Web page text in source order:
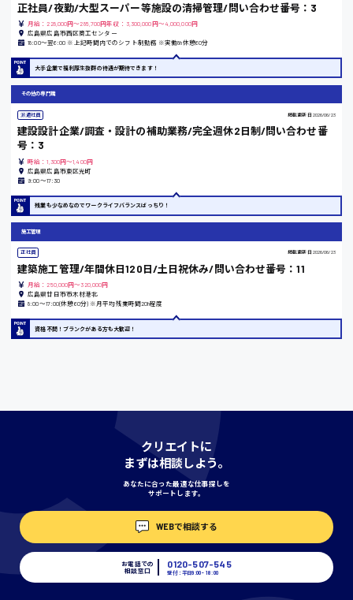
熊本県
東京都
島根県
香川県
愛知県
埼玉県
千葉県
時給1200円〜
時給1100円〜
正社員/夜勤/大型スーパー等施設の清掃管理/問い合わせ番号：3
月給：228,000円～285,700円年収：3,300,000円～4,000,000円
広島県広島市西区商工センター
18:00〜翌6:00 ※上記時間内でのシフト制勤務 ※実働8h休憩60分
大手企業で福利厚生抜群の待遇が期待できます！
その他の専門職
派遣社員 掲載更新日 2026/06/23
建設設計企業/調査・設計の補助業務/完全週休2日制/問い合わせ番
号：3
時給：1,300円～1,400円
広島県広島市東区光町
9:00〜17:30
残業も少なめなのでワークライフバランスばっちり！
施工管理
正社員 掲載更新日 2026/06/23
建築施工管理/年間休日120日/土日祝休み/問い合わせ番号：11
月給：250,000円～320,000円
広島県廿日市市木材港北
8:00〜17:00(休憩60分) ※月平均残業時間20h程度
資格不問！ブランクがある方も大歓迎！
クリエイトに
まずは相談しよう。
あなたに合った最適な仕事探しを
サポートします。
WEBで相談する
お電話での
相談窓口
0120-507-545
受付：平日9:00 - 18:00